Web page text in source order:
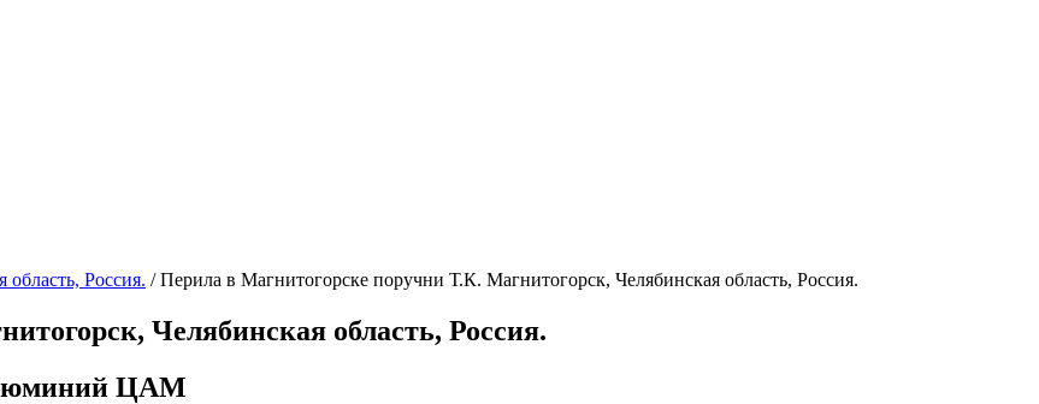
Россия. /Перила в Магнитогорске поручни Т.К. Магнитогорск, Челябинская область, Россия.
Челябинская область, Россия.
ЦАМ